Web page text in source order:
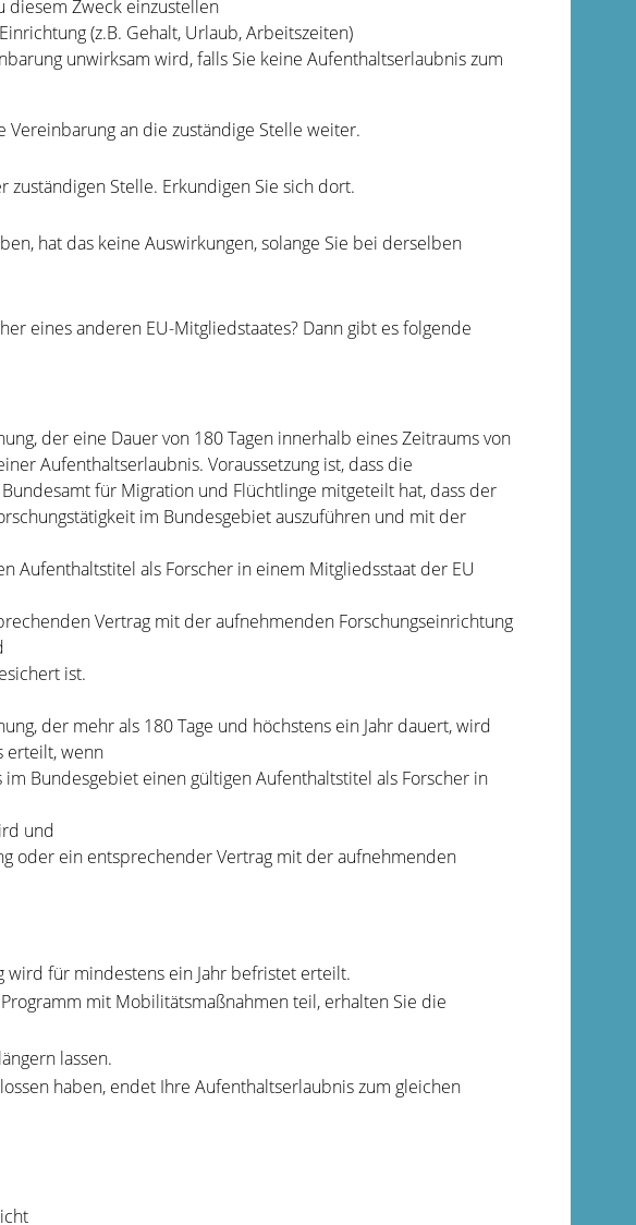
diesem Zweck einzustellen
(z.B. Gehalt, Urlaub, Arbeitszeiten)
unwirksam wird, falls Sie keine Aufenthaltserlaubnis zum
an die zuständige Stelle weiter.
Stelle. Erkundigen Sie sich dort.
hat das keine Auswirkungen, solange Sie bei derselben
eines anderen EU-Mitgliedstaates? Dann gibt es folgende
der eine Dauer von 180 Tagen innerhalb eines Zeitraums von
Aufenthaltserlaubnis. Voraussetzung ist, dass die
für Migration und Flüchtlinge mitgeteilt hat, dass der
im Bundesgebiet auszuführen und mit der
Aufenthaltstitel als Forscher in einem Mitgliedsstaat der EU
Vertrag mit der aufnehmenden Forschungseinrichtung
ist.
der mehr als 180 Tage und höchstens ein Jahr dauert, wird
erteilt, wenn
Bundesgebiet einen gültigen Aufenthaltstitel als Forscher in
und
oder ein entsprechender Vertrag mit der aufnehmenden
wird für mindestens ein Jahr befristet erteilt.
mit Mobilitätsmaßnahmen teil, erhalten Sie die
lassen.
haben, endet Ihre Aufenthaltserlaubnis zum gleichen